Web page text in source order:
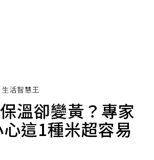
生活智慧王
溫卻變黃？專家
這1種米超容易